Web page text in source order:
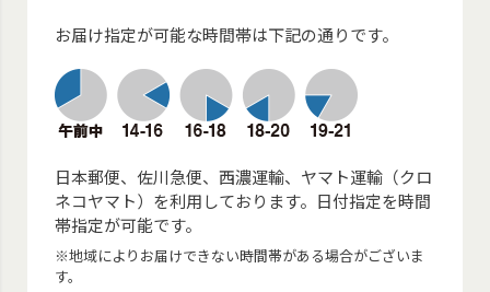
お届け指定が可能な時間帯は下記の通りです。
日本郵便、佐川急便、西濃運輸、ヤマト運輸（クロ
ネコヤマト）を利用しております。日付指定を時間
帯指定が可能です。
※地域によりお届けできない時間帯がある場合がございま
す。